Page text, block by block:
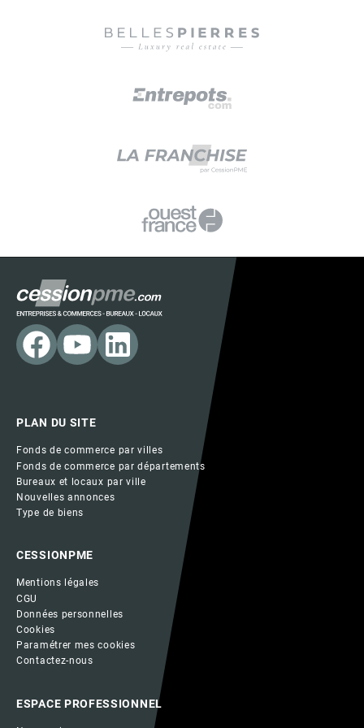
PLAN DU SITE
Fonds de commerce par villes
Fonds de commerce par départements
Bureaux et locaux par ville
Nouvelles annonces
Type de biens
CESSIONPME
Mentions légales
CGU
Données personnelles
Cookies
Paramétrer mes cookies
Contactez-nous
ESPACE PROFESSIONNEL